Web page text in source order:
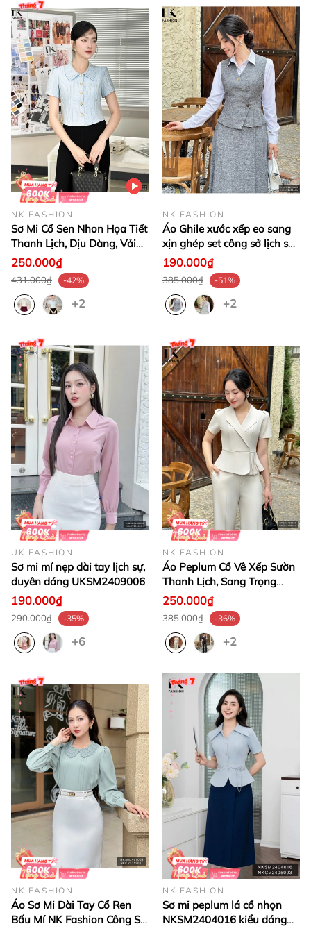
NK FASHION
Sơ Mi Cổ Sen Nhon Họa Tiết
Thanh Lịch, Dịu Dàng, Vải
Mềm NKSM2501018
250.000₫
431.000₫ -42%
+2
NK FASHION
Áo Ghile xước xếp eo sang
xịn ghép set công sở lịch sự
NKSM2410006 ( Ko kèm CV
190.000₫
385.000₫ -51%
+2
UK FASHION
Sơ mi mí nẹp dài tay lịch sự,
duyên dáng UKSM2409006
190.000₫
290.000₫ -35%
+6
NK FASHION
Áo Peplum Cổ Vê Xếp Sườn
Thanh Lịch, Sang Trọng
NKSM2409009 ( Ko kèm
QU/CV/PK)
250.000₫
385.000₫ -36%
+2
NK FASHION
Áo Sơ Mi Dài Tay Cổ Ren
Bấu Mí NK Fashion Công Sở
NK FASHION
Sơ mi peplum lá cổ nhọn
NKSM2404016 kiểu dáng